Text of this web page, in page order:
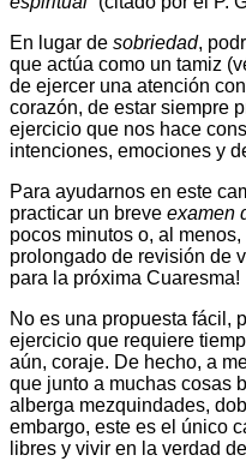
En lugar de sobriedad,
que actúa como un tamiz
de ejercer una atención
corazón, de estar siempre
ejercicio que nos hace
intenciones, emociones y
Para ayudarnos en este
practicar un breve examen
pocos minutos o, al
prolongado de revisión de
para la próxima Cuaresma!
No es una propuesta fácil,
ejercicio que requiere
aún, coraje. De hecho, a
que junto a muchas cosas
alberga mezquindades,
embargo, este es el único
libres y vivir en la verdad